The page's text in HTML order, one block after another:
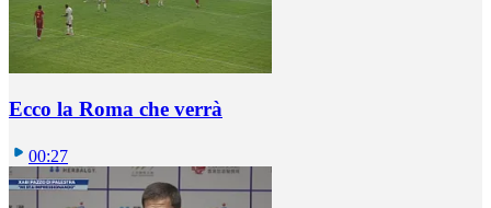
Ecco la Roma che verrà
00:27